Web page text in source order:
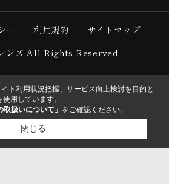
ー 利用規約
サイトマップ
ンズ All Rights Reserved.
ト利用状況把握、サービス向上検討を目的と
用しています。
取扱いについて」 をご確認ください。
閉じる